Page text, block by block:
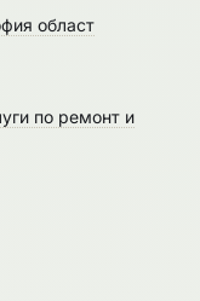
област
по ремонт и